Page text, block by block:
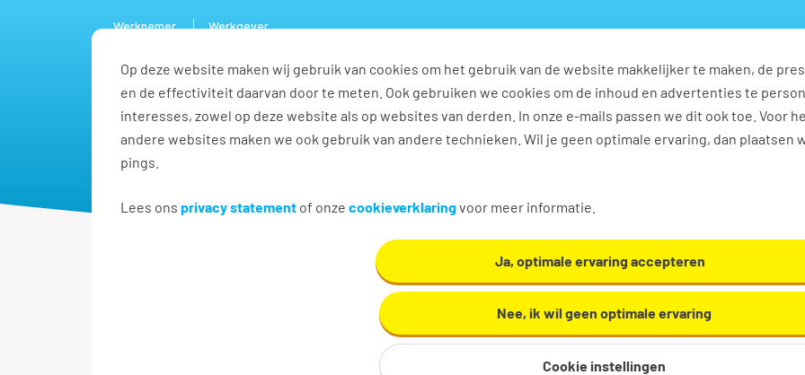
Op deze website maken wij gebruik van cookies om het gebruik van de website makkelijker te maken, de
en de effectiviteit daarvan door te meten. Ook gebruiken we cookies om de inhoud en advertenties te
interesses, zowel op deze website als op websites van derden. In onze e-mails passen we dit ook toe. Voor
andere websites maken we ook gebruik van andere technieken. Wil je geen optimale ervaring, dan plaatsen
pings.
Lees ons privacy statement of onze cookieverklaringvoor meer informatie.
Ja, optimale ervaring accepteren
Nee, ik wil geen optimale ervaring
Cookie instellingen
Werknemer Werkgever
Vacatures Ontwikkel jezelf Werkplezier Contact
Privacystatement contactformulier
Bescherming persoonsgegevens: vragen,